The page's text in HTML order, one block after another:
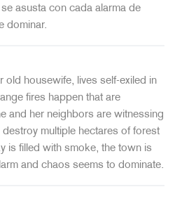
asusta con cada alarma de
dominar.
old housewife, lives self-exiled in
fires happen that are
and her neighbors are witnessing
multiple hectares of forest
is filled with smoke, the town is
and chaos seems to dominate.